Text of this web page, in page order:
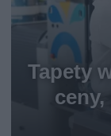
Tapety